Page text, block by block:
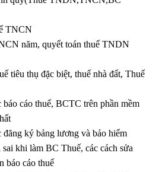
TNCN
năm, quyết toán thuế TNDN
tiêu thụ đặc biệt, thuế nhà đất, Thuế
báo cáo thuế, BCTC trên phần mềm
ký bảng lương và bảo hiểm
khi làm BC Thuế, các cách sửa
báo cáo thuế